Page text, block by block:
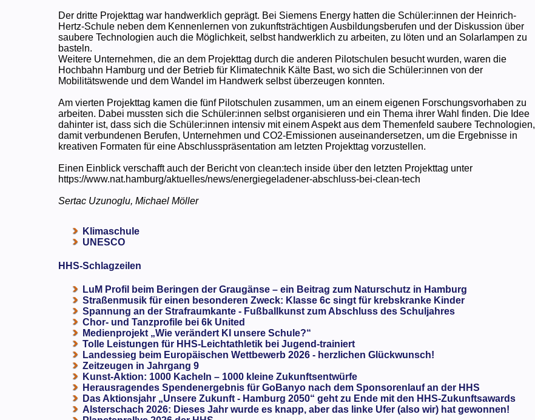
Der dritte Projekttag war handwerklich geprägt. Bei Siemens Energy hatten die Schüler:innen der Heinrich-
Hertz-Schule neben dem Kennenlernen von zukunftsträchtigen Ausbildungsberufen und der Diskussion über
saubere Technologien auch die Möglichkeit, selbst handwerklich zu arbeiten, zu löten und an Solarlampen zu
basteln.
Weitere Unternehmen, die an dem Projekttag durch die anderen Pilotschulen besucht wurden, waren die
Hochbahn Hamburg und der Betrieb für Klimatechnik Kälte Bast, wo sich die Schüler:innen von der
Mobilitätswende und dem Wandel im Handwerk selbst überzeugen konnten.
Am vierten Projekttag kamen die fünf Pilotschulen zusammen, um an einem eigenen Forschungsvorhaben zu
arbeiten. Dabei mussten sich die Schüler:innen selbst organisieren und ein Thema ihrer Wahl finden. Die Idee
dahinter ist, dass sich die Schüler:innen intensiv mit einem Aspekt aus dem Themenfeld saubere Technologien,
damit verbundenen Berufen, Unternehmen und CO2-Emissionen auseinandersetzen, um die Ergebnisse in
kreativen Formaten für eine Abschlusspräsentation am letzten Projekttag vorzustellen.
Einen Einblick verschafft auch der Bericht von clean:tech inside über den letzten Projekttag unter
https://www.nat.hamburg/aktuelles/news/energiegeladener-abschluss-bei-clean-tech
Sertac Uzunoglu, Michael Möller
Klimaschule
UNESCO
HHS-Schlagzeilen
LuM Profil beim Beringen der Graugänse – ein Beitrag zum Naturschutz in Hamburg
Straßenmusik für einen besonderen Zweck: Klasse 6c singt für krebskranke Kinder
Spannung an der Strafraumkante - Fußballkunst zum Abschluss des Schuljahres
Chor- und Tanzprofile bei 6k United
Medienprojekt „Wie verändert KI unsere Schule?“
Tolle Leistungen für HHS-Leichtathletik bei Jugend-trainiert
Landessieg beim Europäischen Wettbewerb 2026 - herzlichen Glückwunsch!
Zeitzeugen in Jahrgang 9
Kunst-Aktion: 1000 Kacheln – 1000 kleine Zukunftsentwürfe
Herausragendes Spendenergebnis für GoBanyo nach dem Sponsorenlauf an der HHS
Das Aktionsjahr „Unsere Zukunft - Hamburg 2050“ geht zu Ende mit den HHS-Zukunftsawards
Alsterschach 2026: Dieses Jahr wurde es knapp, aber das linke Ufer (also wir) hat gewonnen!